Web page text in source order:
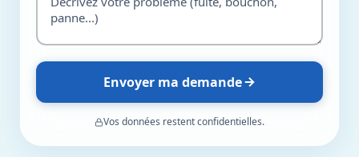
Envoyer ma demande
Vos données restent confidentielles.